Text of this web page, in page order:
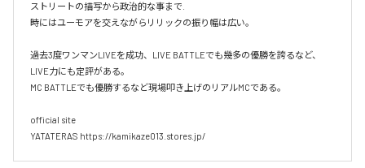
ストリートの描写から政治的な事まで.
時にはユーモアを交えながらリリックの振り幅は広い。
過去3度ワンマンLIVEを成功、LIVE BATTLEでも幾多の優勝を誇るなど、
LIVE力にも定評がある。
MC BATTLEでも優勝するなど現場叩き上げのリアルMCである。
official site
YATATERAS https://kamikaze013.stores.jp/